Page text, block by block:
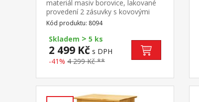
materiál masiv borovice, lakované
provedení 2 zásuvky s kovovými
pojezdy, 1 police
Kód produktu: 8094
Skladem > 5 ks
2 499 Kč s DPH
-41% 4 299 Kč **